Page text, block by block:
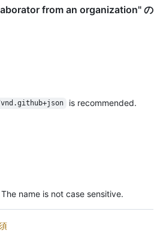
from an organization" の
is recommended.
name is not case sensitive.